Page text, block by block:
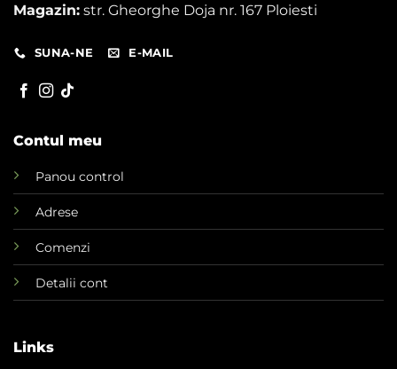
Magazin: str. Gheorghe Doja nr. 167 Ploiesti
SUNA-NE E-MAIL
Contul meu
Panou control
Adrese
Comenzi
Detalii cont
Links